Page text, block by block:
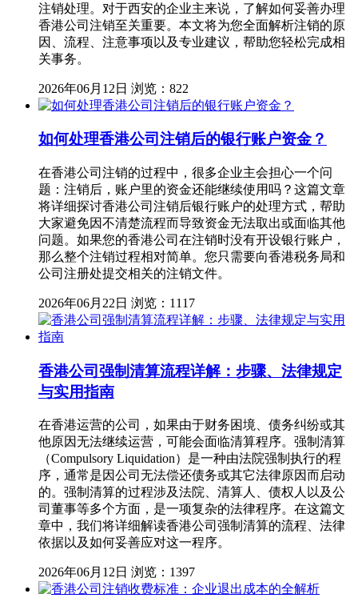
注销处理。对于西安的企业主来说，了解如何妥善办理
香港公司注销至关重要。本文将为您全面解析注销的原
因、流程、注意事项以及专业建议，帮助您轻松完成相
关事务。
2026年06月12日 浏览：822
如何处理香港公司注销后的银行账户资金？
在香港公司注销的过程中，很多企业主会担心一个问
题：注销后，账户里的资金还能继续使用吗？这篇文章
将详细探讨香港公司注销后银行账户的处理方式，帮助
大家避免因不清楚流程而导致资金无法取出或面临其他
问题。如果您的香港公司在注销时没有开设银行账户，
那么整个注销过程相对简单。您只需要向香港税务局和
公司注册处提交相关的注销文件。
2026年06月22日 浏览：1117
香港公司强制清算流程详解：步骤、法律规定
与实用指南
在香港运营的公司，如果由于财务困境、债务纠纷或其
他原因无法继续运营，可能会面临清算程序。强制清算
（Compulsory Liquidation）是一种由法院强制执行的程
序，通常是因公司无法偿还债务或其它法律原因而启动
的。强制清算的过程涉及法院、清算人、债权人以及公
司董事等多个方面，是一项复杂的法律程序。在这篇文
章中，我们将详细解读香港公司强制清算的流程、法律
依据以及如何妥善应对这一程序。
2026年06月12日 浏览：1397